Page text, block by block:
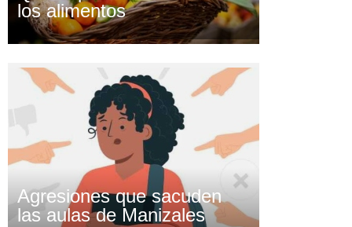
los alimentos
Agresiones que sacuden
las aulas de Manizales